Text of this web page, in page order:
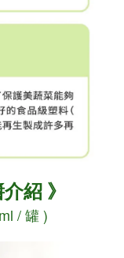
紹 》
/ 罐 )